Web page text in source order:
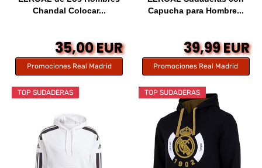
Chandal Colocar...
35,00 EUR
Promociones Real Madrid
Capucha para Hombre...
39,99 EUR
Promociones Real Madrid
TOP SUDADERAS TOP SUDADERAS